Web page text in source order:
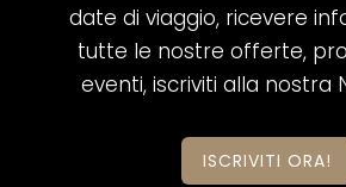
date di viaggio, ricevere
tutte le nostre offerte,
eventi, iscriviti alla nostra
ISCRIVITI ORA!